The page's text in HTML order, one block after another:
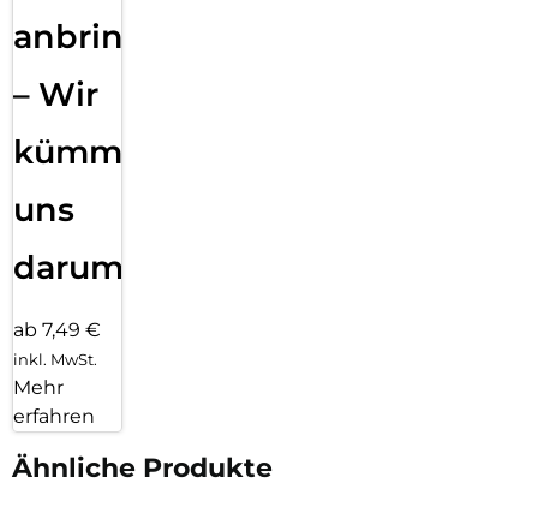
anbringen
– Wir
kümmern
uns
darum!
ab 7,49 €
inkl. MwSt.
Mehr
erfahren
Ähnliche Produkte